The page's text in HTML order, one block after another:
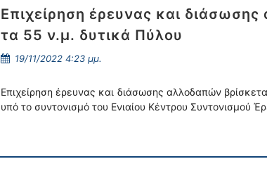
Επιχείρηση έρευνας και
τα 55 ν.μ. δυτικά Πύλου
19/11/2022 4:23 μμ.
Επιχείρηση έρευνας και διάσωσης αλλοδαπών
υπό το συντονισμό του Ενιαίου Κέντρου Συντονισμού